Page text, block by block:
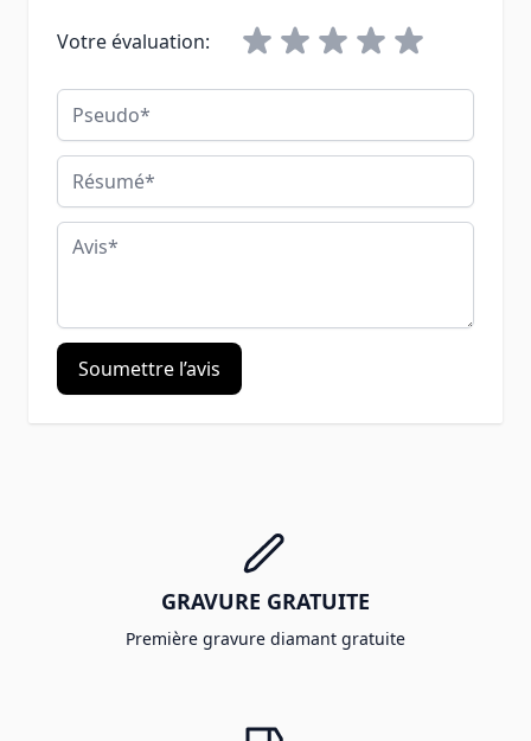
Votre évaluation:
Pseudo
Résumé
Avis
Soumettre l’avis
GRAVURE GRATUITE
Première gravure diamant gratuite